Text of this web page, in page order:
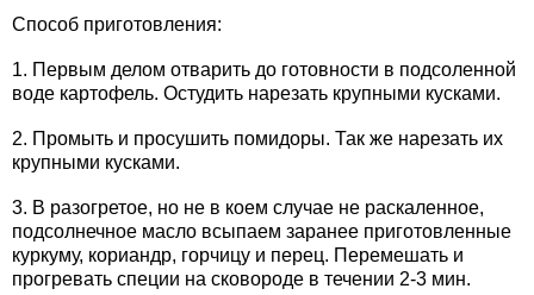
Способ приготовления:
1. Первым делом отварить до готовности в подсоленной
воде картофель. Остудить нарезать крупными кусками.
2. Промыть и просушить помидоры. Так же нарезать их
крупными кусками.
3. В разогретое, но не в коем случае не раскаленное,
подсолнечное масло всыпаем заранее приготовленные
куркуму, кориандр, горчицу и перец. Перемешать и
прогревать специи на сковороде в течении 2-3 мин.